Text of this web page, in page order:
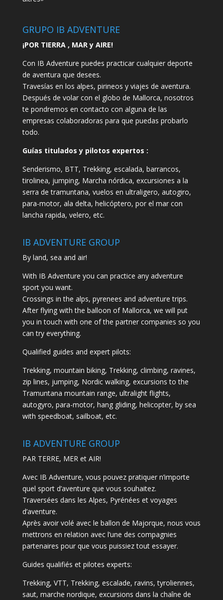
GRUPO IB ADVENTURE
¡POR TIERRA , MAR y AIRE!
Con IB Adventure puedes practicar cualquier deporte
de aventura que desees.
Travesías en los alpes, pirineos y viajes de aventura.
Después de volar con el globo de Mallorca, nosotros
te pondremos en contacto con alguna de las
empresas colaboradoras para que puedas probarlo
todo.
Guías titulados y pilotos expertos :
Senderismo, BTT, Trekking, escalada, barrancos,
tirolinea, jumping, Marcha nórdica, excursiones a la
serra de tramuntana, vuelos en ultraligero, autogiro,
para-motor, ala delta, helicóptero, por el mar con
lancha rapida, velero, etc.
IB ADVENTURE GROUP
By land, sea and air!
With IB Adventure you can practice any adventure
sport you want.
Crossings in the alps, pyrenees and adventure trips.
After flying with the balloon of Mallorca, we will put
you in touch with one of the partner companies so you
can try everything.
Qualified guides and expert pilots:
Trekking, mountain biking, Trekking, climbing, ravines,
zip lines, jumping, Nordic walking, excursions to the
Tramuntana mountain range, ultralight flights,
autogyro, para-motor, hang gliding, helicopter, by sea
with speedboat, sailboat, etc.
IB ADVENTURE GROUP
PAR TERRE, MER et AIR!
Avec IB Adventure, vous pouvez pratiquer n’importe
quel sport d’aventure que vous souhaitez.
Traversées dans les Alpes, Pyrénées et voyages
d’aventure.
Après avoir volé avec le ballon de Majorque, nous vous
mettrons en relation avec l’une des compagnies
partenaires pour que vous puissiez tout essayer.
Guides qualifiés et pilotes experts:
Trekking, VTT, Trekking, escalade, ravins, tyroliennes,
saut, marche nordique, excursions dans la chaîne de